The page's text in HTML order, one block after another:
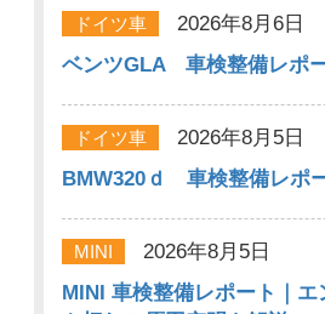
ドイツ車
2026年8月6日
ベンツGLA 車検整備レポ
ドイツ車
2026年8月5日
BMW320ｄ 車検整備レポ
MINI
2026年8月5日
MINI 車検整備レポート｜エ